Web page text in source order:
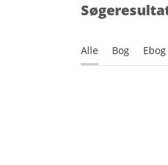
Alle Bog Ebog